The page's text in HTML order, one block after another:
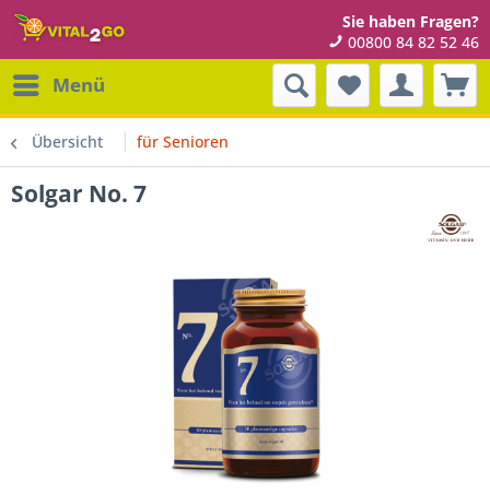
Sie haben Fragen?
00800 84 82 52 46
Menü
Übersicht für Senioren
Solgar No. 7